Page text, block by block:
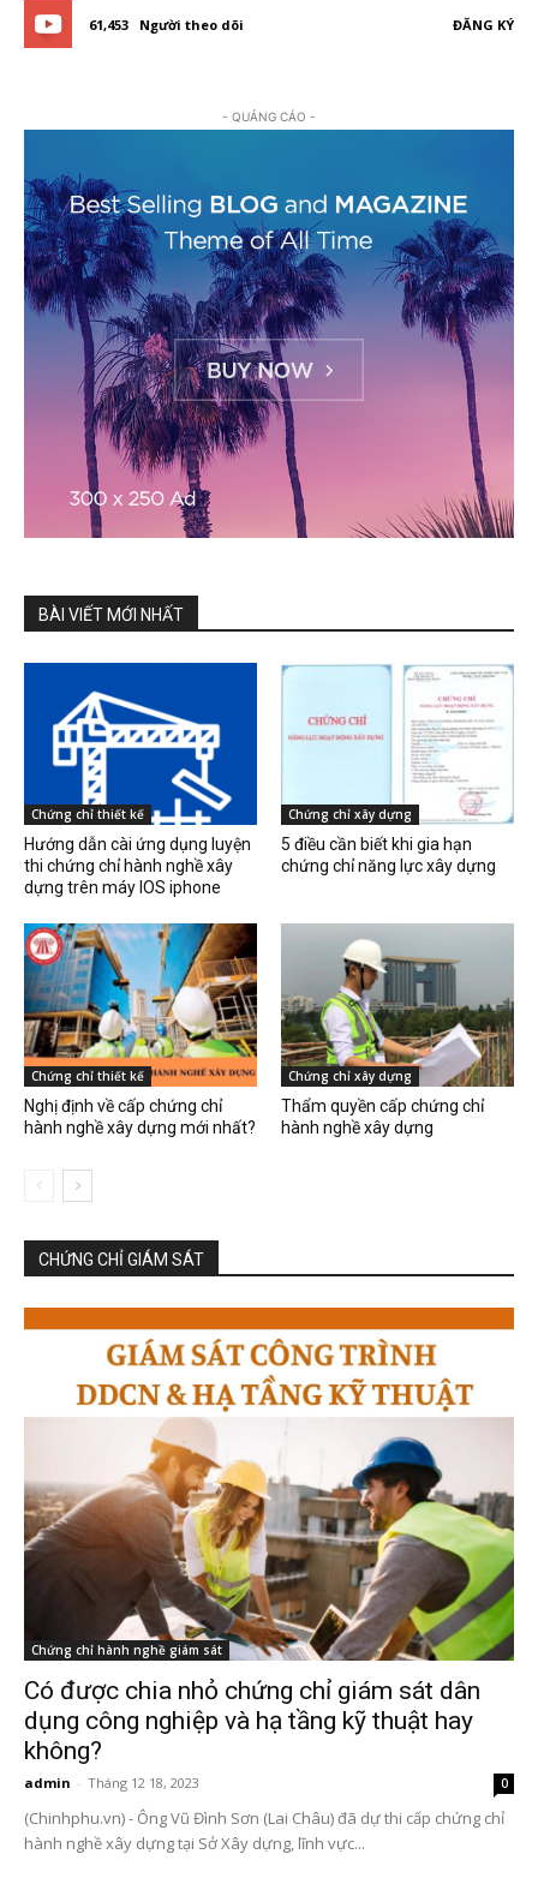
61,453 Người theo dõi ĐĂNG KÝ
- QUẢNG CÁO -
BÀI VIẾT MỚI NHẤT
Chứng chỉ thiết kế
Hướng dẫn cài ứng dụng luyện
thi chứng chỉ hành nghề xây
dựng trên máy IOS iphone
Chứng chỉ xây dựng
5 điều cần biết khi gia hạn
chứng chỉ năng lực xây dựng
Chứng chỉ thiết kế
Nghị định về cấp chứng chỉ
hành nghề xây dựng mới nhất?
Chứng chỉ xây dựng
Thẩm quyền cấp chứng chỉ
hành nghề xây dựng
CHỨNG CHỈ GIÁM SÁT
Chứng chỉ hành nghề giám sát
Có được chia nhỏ chứng chỉ giám sát dân
dụng công nghiệp và hạ tầng kỹ thuật hay
không?
admin - Tháng 12 18, 2023 0
(Chinhphu.vn) - Ông Vũ Đình Sơn (Lai Châu) đã dự thi cấp chứng chỉ
hành nghề xây dựng tại Sở Xây dựng, lĩnh vực...